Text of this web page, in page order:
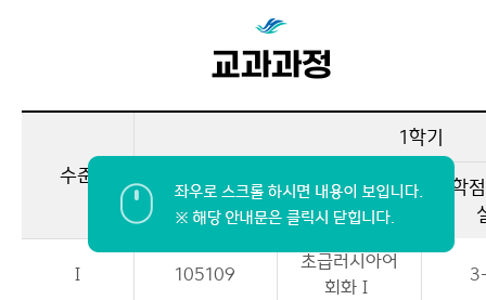
학생활동
이용안내
자유게시판
졸업 후 진로
교과과정
수준
1학기
교과목 번호 과목명
학
Ⅰ 105109
초급러시아어
회화Ⅰ